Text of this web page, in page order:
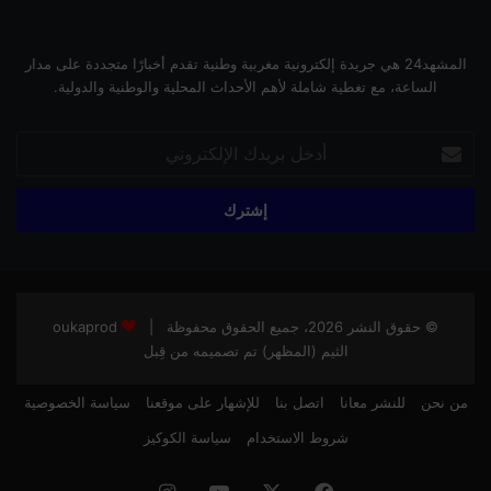
المشهد24 هي جريدة إلكترونية مغربية وطنية تقدم أخبارًا متجددة على مدار
الساعة، مع تغطية شاملة لأهم الأحداث المحلية والوطنية والدولية.
الإلكتروني
© حقوق النشر 2026، جميع الحقوق محفوظة |
oukaprod
الثيم (المظهر) تم تصميمه من قِبل
من نحن للنشر معانا اتصل بنا للإشهار على موقعنا
سياسة الخصوصية
شروط الاستخدام
سياسة الكوكيز